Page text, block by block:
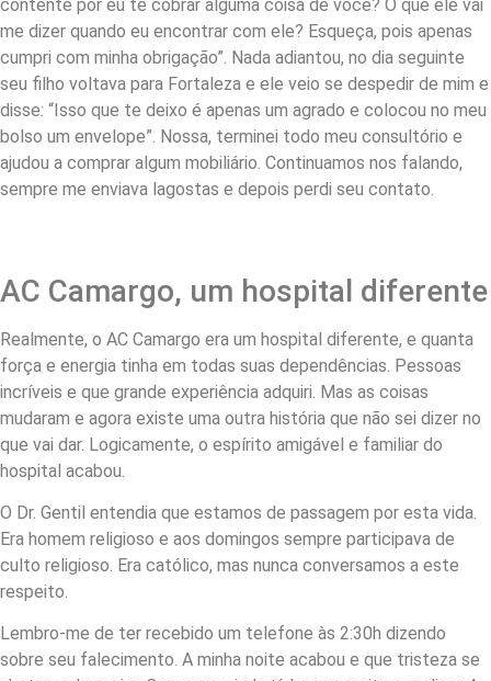
contente por eu te cobrar alguma coisa de você? O que ele vai
me dizer quando eu encontrar com ele? Esqueça, pois apenas
cumpri com minha obrigação”. Nada adiantou, no dia seguinte
seu filho voltava para Fortaleza e ele veio se despedir de mim e
disse: “Isso que te deixo é apenas um agrado e colocou no meu
bolso um envelope”. Nossa, terminei todo meu consultório e
ajudou a comprar algum mobiliário. Continuamos nos falando,
sempre me enviava lagostas e depois perdi seu contato.
AC Camargo, um hospital diferente
Realmente, o AC Camargo era um hospital diferente, e quanta
força e energia tinha em todas suas dependências. Pessoas
incríveis e que grande experiência adquiri. Mas as coisas
mudaram e agora existe uma outra história que não sei dizer no
que vai dar. Logicamente, o espírito amigável e familiar do
hospital acabou.
O Dr. Gentil entendia que estamos de passagem por esta vida.
Era homem religioso e aos domingos sempre participava de
culto religioso. Era católico, mas nunca conversamos a este
respeito.
Lembro-me de ter recebido um telefone às 2:30h dizendo
sobre seu falecimento. A minha noite acabou e que tristeza se